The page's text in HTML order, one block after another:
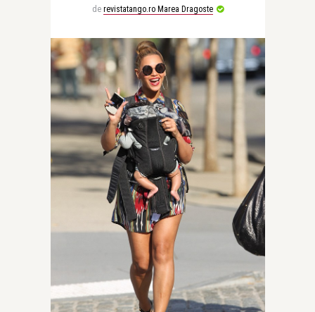
de revistatango.ro Marea Dragoste